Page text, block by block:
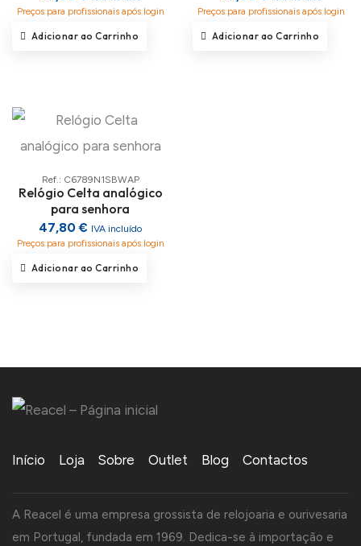
Preços para profissionais após login
Adicionar ao Carrinho
Preços para profissionais após login
Adicionar ao Carrinho
Ref.: C6789N1SBWAP
Relógio Celta analógico
para senhora
47,80 € IVA incluído
Preços para profissionais após login
Adicionar ao Carrinho
Início Loja Sobre Outlet Blog Contactos
A Reacel é uma empresa grossista de relojoaria e ourivesaria
em Portugal, fundada em 1969. Dedica-se à importação e